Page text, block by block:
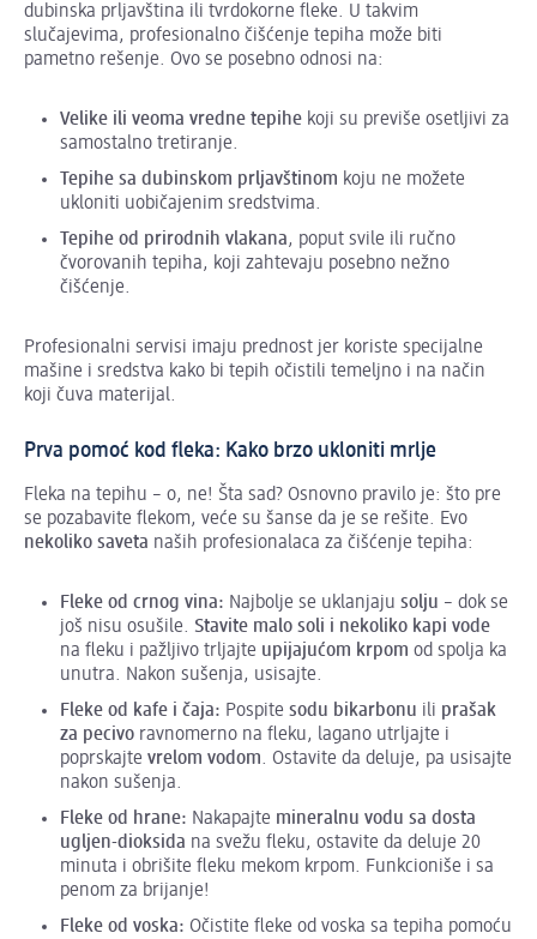
dubinska prljavština ili tvrdokorne fleke. U takvim
slučajevima, profesionalno čišćenje tepiha može biti
pametno rešenje. Ovo se posebno odnosi na:
Velike ili veoma vredne tepihe koji su previše osetljivi za
samostalno tretiranje.
Tepihe sa dubinskom prljavštinom koju ne možete
ukloniti uobičajenim sredstvima.
Tepihe od prirodnih vlakana, poput svile ili ručno
čvorovanih tepiha, koji zahtevaju posebno nežno
čišćenje.
Profesionalni servisi imaju prednost jer koriste specijalne
mašine i sredstva kako bi tepih očistili temeljno i na način
koji čuva materijal.
Prva pomoć kod fleka: Kako brzo ukloniti mrlje
Fleka na tepihu – o, ne! Šta sad? Osnovno pravilo je: što pre
se pozabavite flekom, veće su šanse da je se rešite. Evo
nekoliko saveta naših profesionalaca za čišćenje tepiha:
Fleke od crnog vina: Najbolje se uklanjaju solju – dok se
još nisu osušile. Stavite malo soli i nekoliko kapi vode
na fleku i pažljivo trljajte upijajućom krpom od spolja ka
unutra. Nakon sušenja, usisajte.
Fleke od kafe i čaja: Pospite sodu bikarbonu ili prašak
za pecivo ravnomerno na fleku, lagano utrljajte i
poprskajte vrelom vodom. Ostavite da deluje, pa usisajte
nakon sušenja.
Fleke od hrane: Nakapajte mineralnu vodu sa dosta
ugljen-dioksida na svežu fleku, ostavite da deluje 20
minuta i obrišite fleku mekom krpom. Funkcioniše i sa
penom za brijanje!
Fleke od voska: Očistite fleke od voska sa tepiha pomoću